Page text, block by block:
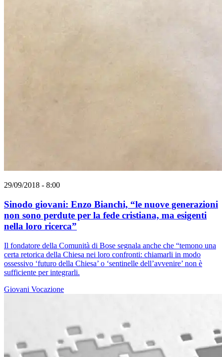
29/09/2018 - 8:00
Sinodo giovani: Enzo Bianchi, “le nuove generazioni
non sono perdute per la fede cristiana, ma esigenti
nella loro ricerca”
Il fondatore della Comunità di Bose segnala anche che “temono una
certa retorica della Chiesa nei loro confronti: chiamarli in modo
ossessivo ‘futuro della Chiesa’ o ‘sentinelle dell’avvenire’ non è
sufficiente per integrarli.
Giovani Vocazione